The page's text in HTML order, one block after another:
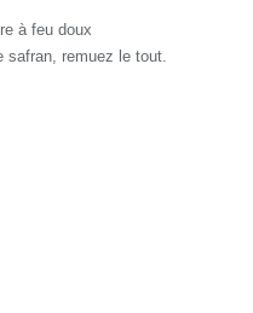
à feu doux
safran, remuez le tout.